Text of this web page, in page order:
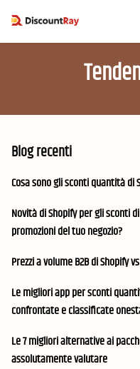
Blog recenti
Cosa sono gli sconti quantità di
Novità di Shopify per gli sconti
promozioni del tuo negozio?
Prezzi a volume B2B di Shopify
Le migliori app per sconti
confrontate e classificate
Le 7 migliori alternative ai
assolutamente valutare